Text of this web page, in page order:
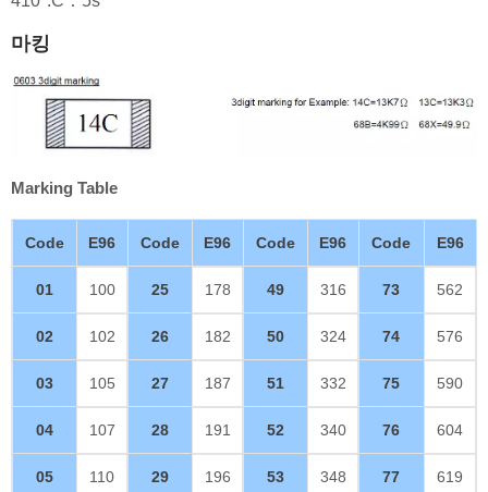
마킹
Marking Table
Code E96 Code E96 Code E96 Code E96
01 100 25 178 49 316 73 562
02 102 26 182 50 324 74 576
03 105 27 187 51 332 75 590
04 107 28 191 52 340 76 604
05 110 29 196 53 348 77 619